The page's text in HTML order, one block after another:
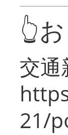
👆
交
21/